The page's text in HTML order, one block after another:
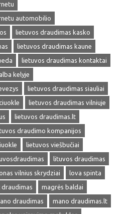
automobilio
lietuvos draudimas kasko
lietuvos draudimas kaune
lietuvos draudimas kontaktai
kelyje
lietuvos draudimas siauliai
lietuvos draudimas vilniuje
lietuvos draudimas.lt
draudimo kompanijos
lietuvos viešbučiai
lituvos draudimas
vilnius skrydziai
lova spinta
draudimas
magrės baldai
draudimas
mano draudimas.lt